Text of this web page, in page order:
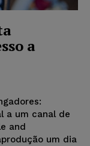
a
a um canal de
and
um dia